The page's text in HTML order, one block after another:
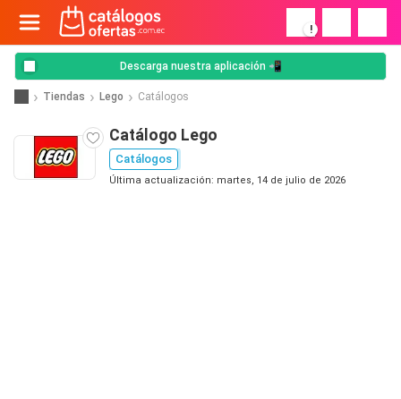
!
Descarga nuestra aplicación 📲
Tiendas Lego Catálogos
Catálogo Lego
Catálogos
Última actualización: martes, 14 de julio de 2026